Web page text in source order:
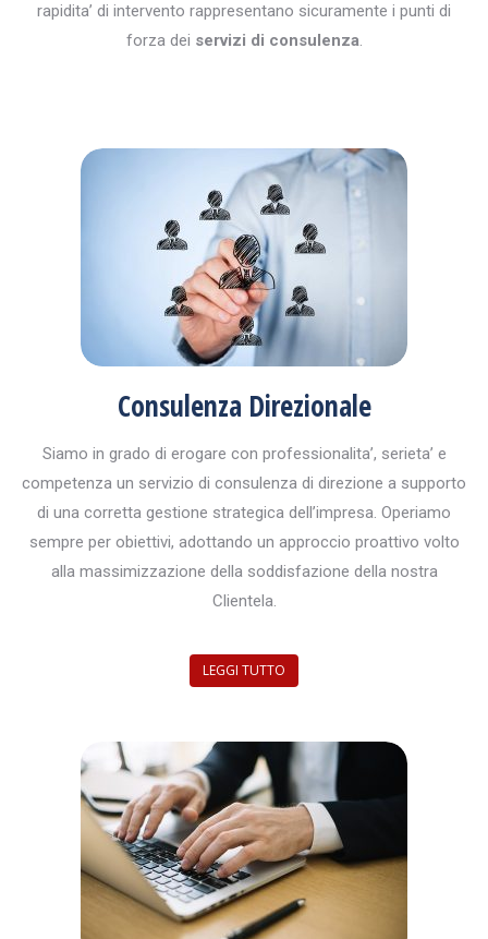
rapidita’ di intervento rappresentano sicuramente i punti di
forza dei servizi di consulenza.
Consulenza Direzionale
Siamo in grado di erogare con professionalita’, serieta’ e
competenza un servizio di consulenza di direzione a supporto
di una corretta gestione strategica dell’impresa. Operiamo
sempre per obiettivi, adottando un approccio proattivo volto
alla massimizzazione della soddisfazione della nostra
Clientela.
LEGGI TUTTO